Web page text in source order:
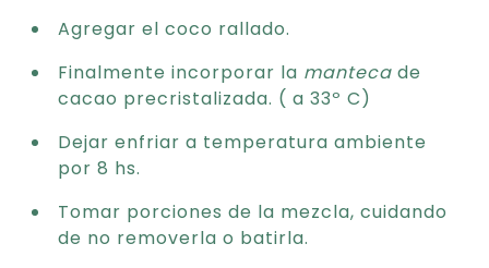
Agregar el coco rallado.
Finalmente incorporar la manteca de
cacao precristalizada. ( a 33º C)
Dejar enfriar a temperatura ambiente
por 8 hs.
Tomar porciones de la mezcla, cuidando
de no removerla o batirla.